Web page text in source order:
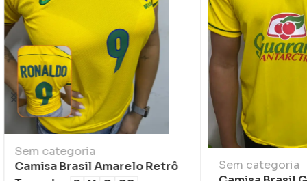
Sem categoria
Camisa Brasil Amarelo Retrô
Sem categoria